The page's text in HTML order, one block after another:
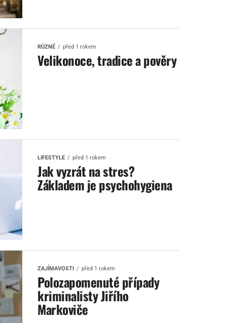
RŮZNÉ před 1 rokem
Velikonoce, tradice a pověry
LIFESTYLE před 1 rokem
Jak vyzrát na stres?
Základem je psychohygiena
ZAJÍMAVOSTI před 1 rokem
Polozapomenuté případy
kriminalisty Jiřího
Markoviče